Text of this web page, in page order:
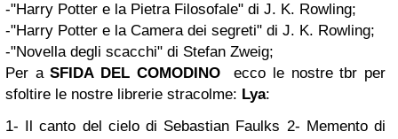
-"Harry Potter e la Pietra Filosofale" di J. K. Rowling;
-"Harry Potter e la Camera dei segreti" di J. K. Rowling;
-"Novella degli scacchi" di Stefan Zweig;
Per aSFIDA DEL COMODINOecco le nostre tbr per
sfoltire le nostre librerie stracolme: Lya:
1- Il canto del cielo di Sebastian Faulks 2- Memento di